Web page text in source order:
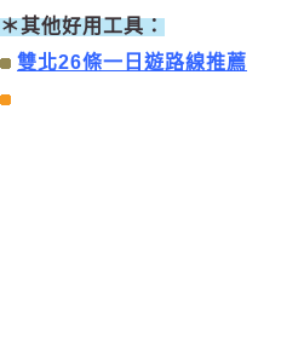
＊其他好用工具：
雙北26條一日遊路線推薦